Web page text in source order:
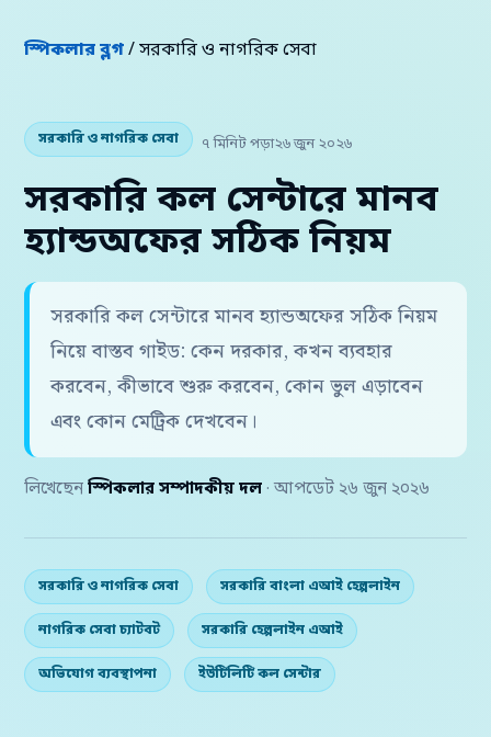
স্পিকলার ব্লগ/ সরকারি ও নাগরিক সেবা
সরকারি ও নাগরিক সেবা ৭ মিনিট পড়া২৬ জুন ২০২৬
সরকারি কল সেন্টারে মানব
হ্যান্ডঅফের সঠিক নিয়ম
সরকারি কল সেন্টারে মানব হ্যান্ডঅফের সঠিক নিয়ম
নিয়ে বাস্তব গাইড: কেন দরকার, কখন ব্যবহার
করবেন, কীভাবে শুরু করবেন, কোন ভুল এড়াবেন
এবং কোন মেট্রিক দেখবেন।
লিখেছেন স্পিকলার সম্পাদকীয় দল · আপডেট ২৬ জুন ২০২৬
সরকারি ও নাগরিক সেবা সরকারি বাংলা এআই হেল্পলাইন
নাগরিক সেবা চ্যাটবট সরকারি হেল্পলাইন এআই
অভিযোগ ব্যবস্থাপনা ইউটিলিটি কল সেন্টার